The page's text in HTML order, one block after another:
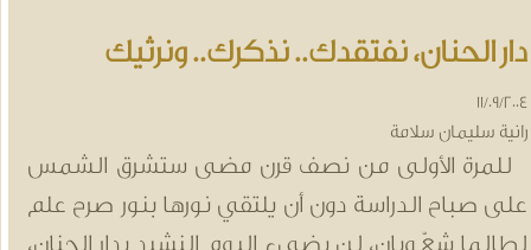
الحنان، نفتقدك.. نذكرك.. ونرثيك
11/09/
سليمان سلامة
الأولى من نصف قرن مضى ستشرق الشمس
صباح الدراسة دون أن يلتقي نورها بنور صرح علم
شعّ وبان، لن يضيء اليوم النشيد بدار الحنان،